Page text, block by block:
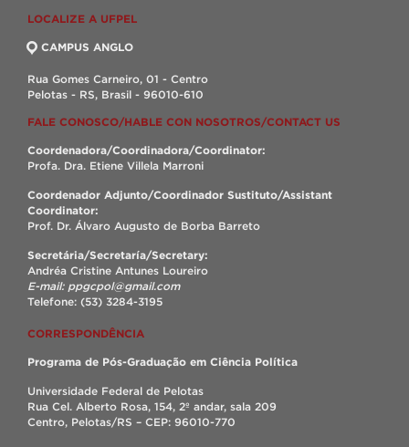
LOCALIZE A UFPEL
CAMPUS ANGLO
Rua Gomes Carneiro, 01 - Centro
Pelotas - RS, Brasil - 96010-610
FALE CONOSCO/HABLE CON NOSOTROS/CONTACT US
Coordenadora/Coordinadora/Coordinator:
Profa. Dra. Etiene Villela Marroni
Coordenador Adjunto/Coordinador Sustituto/Assistant
Coordinator:
Prof. Dr. Álvaro Augusto de Borba Barreto
Secretária/Secretaría/Secretary:
Andréa Cristine Antunes Loureiro
E-mail: ppgcpol@gmail.com
Telefone: (53) 3284-3195
CORRESPONDÊNCIA
Programa de Pós-Graduação em Ciência Política
Universidade Federal de Pelotas
Rua Cel. Alberto Rosa, 154, 2º andar, sala 209
Centro, Pelotas/RS – CEP: 96010-770